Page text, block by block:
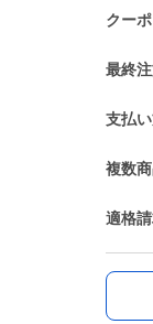
クー
最終
支払
複数
適格